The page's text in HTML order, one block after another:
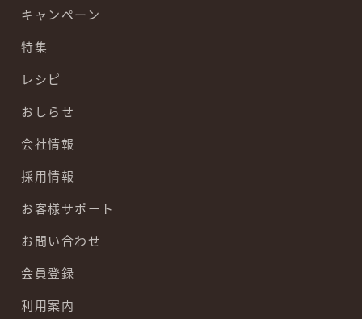
キャンペーン
特集
レシピ
おしらせ
会社情報
採用情報
お客様サポート
お問い合わせ
会員登録
利用案内